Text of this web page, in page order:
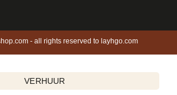
- all rights reserved to layhgo.com
VERHUUR